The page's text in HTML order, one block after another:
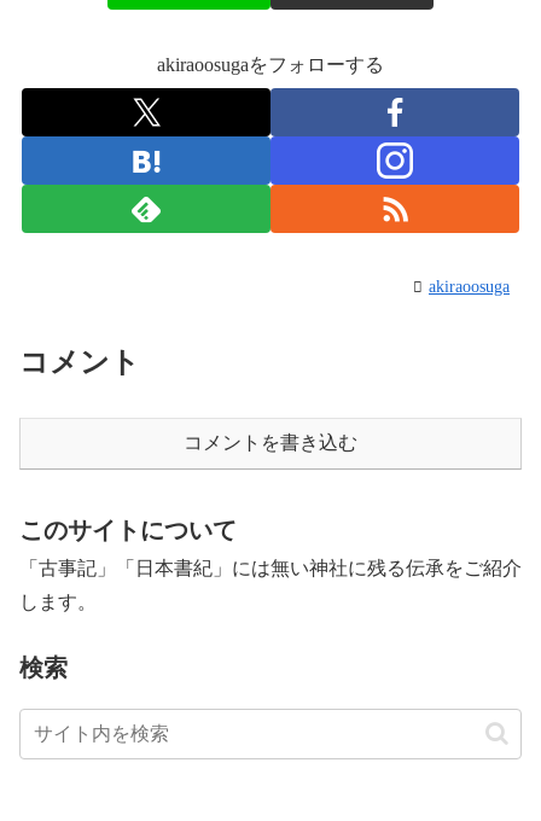
akiraoosugaをフォローする
akiraoosuga
コメント
コメントを書き込む
このサイトについて
「古事記」「日本書紀」には無い神社に残る伝承をご紹介
します。
検索